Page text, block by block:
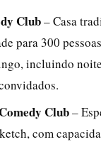
Club– Casa
para 300
incluindo
Club–
com